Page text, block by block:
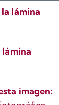
lámina
imagen: